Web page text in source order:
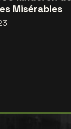
Misérables